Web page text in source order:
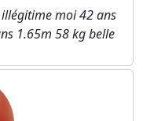
moi 42 ans
1.65m 58 kg belle